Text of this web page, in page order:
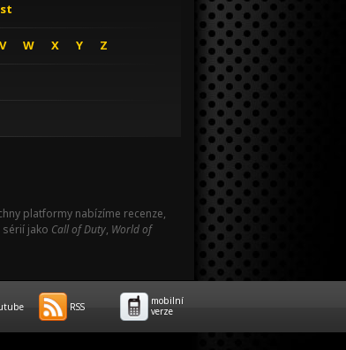
V W X Y Z
platformy nabízíme recenze,
sérií jako Call of Duty, World of
RSS
mobilní
verze